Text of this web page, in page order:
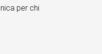
per chi